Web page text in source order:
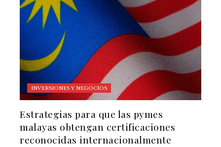
INVERSIONES Y NEGOCIOS
Estrategias para que las pymes
malayas obtengan certificaciones
reconocidas internacionalmente